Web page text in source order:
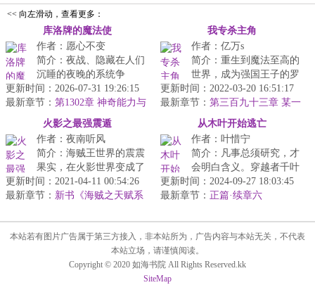
<< 向左滑动，查看更多：
库洛牌的魔法使
作者：愿心不变
简介：夜战、隐藏在人们
沉睡的夜晚的系统争
端。“恭喜您，获得SSS级
能力。”系统的声音异常美
妙只是方然....
更新时间：2026-07-31 19:26:15
最新章节： 第1302章 神奇能力与
意料外的身影（下）
我专杀主角
作者：亿万s
简介：重生到魔法至高的
世界，成为强国王子的罗
姆尼。出生那日，便被赠
送系统新手大礼包，一时
间紫气东来...
更新时间：2022-03-20 16:51:17
最新章节： 第三百九十三章 某一
火影之最强震遁
作者：夜南听风
简介：海贼王世界的震震
果实，在火影世界变成了
可以震碎一切的震遁血继
限界！尘遁木遁？须佐能
更新时间：2021-04-11 00:54:26
最新章节： 新书《海贼之天赋系
从木叶开始逃亡
作者：叶惜宁
简介：凡事总须研究，才
会明白含义。穿越者千叶
白石拿起了一本名为《火
的意志》的书籍。扳开一
更新时间：2024-09-27 18:03:45
最新章节： 正篇·续章六
本站若有图片广告属于第三方接入，非本站所为，广告内容与本站无关，不代表
本站立场，请谨慎阅读。
Copyright © 2020 如海书院 All Rights Reserved.kk
SiteMap